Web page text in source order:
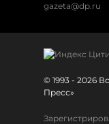
gazeta@dp.ru
© 1993 - 2026
Пресс»